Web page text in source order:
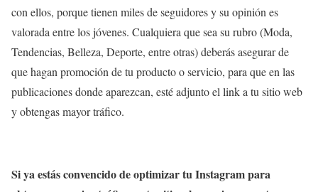
con ellos, porque tienen miles de seguidores y su opinión es
valorada entre los jóvenes. Cualquiera que sea su rubro (Moda,
Tendencias, Belleza, Deporte, entre otras) deberás asegurar de
que hagan promoción de tu producto o servicio, para que en las
publicaciones donde aparezcan, esté adjunto el link a tu sitio web
y obtengas mayor tráfico.
Si ya estás convencido de optimizar tu Instagram para